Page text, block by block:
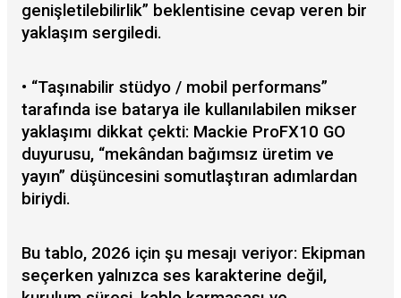
genişletilebilirlik” beklentisine cevap veren bir
yaklaşım sergiledi.
• “Taşınabilir stüdyo / mobil performans”
tarafında ise batarya ile kullanılabilen mikser
yaklaşımı dikkat çekti: Mackie ProFX10 GO
duyurusu, “mekândan bağımsız üretim ve
yayın” düşüncesini somutlaştıran adımlardan
biriydi.
Bu tablo, 2026 için şu mesajı veriyor: Ekipman
seçerken yalnızca ses karakterine değil,